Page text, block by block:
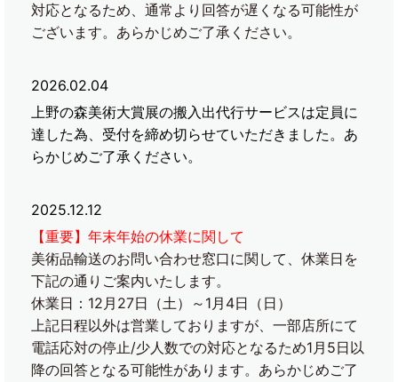
対応となるため、通常より回答が遅くなる可能性が
ございます。あらかじめご了承ください。
2026.02.04
上野の森美術大賞展の搬入出代行サービスは定員に
達した為、受付を締め切らせていただきました。あ
らかじめご了承ください。
2025.12.12
【重要】年末年始の休業に関して
美術品輸送のお問い合わせ窓口に関して、休業日を
下記の通りご案内いたします。
休業日：12月27日（土）～1月4日（日）
上記日程以外は営業しておりますが、一部店所にて
電話応対の停止/少人数での対応となるため1月5日以
降の回答となる可能性があります。あらかじめご了